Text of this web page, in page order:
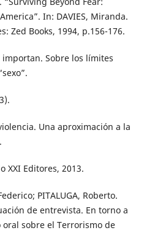
In: DAVIES, Miranda.
Zed Books, 1994, p.156-176.
importan. Sobre los límites
Una aproximación a la
XXI Editores, 2013.
PITALUGA, Roberto.
de entrevista. En torno a
sobre el Terrorismo de